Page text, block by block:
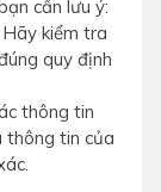
cần lưu ý:
Hãy kiểm tra
quy định
thông tin
thông tin của